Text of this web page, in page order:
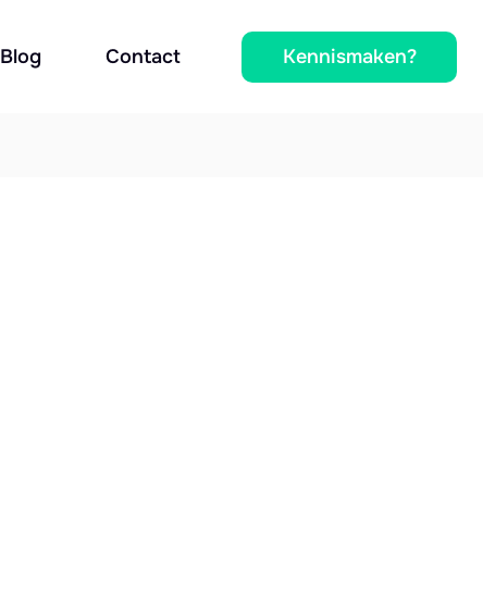
Blog Contact Kennismaken?